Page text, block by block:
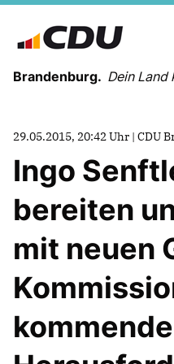
Brandenburg. Dein Land
VEREINIGUNGEN
29.05.2015, 20:42 Uhr | CDU
Ingo
bereiten
mit neuen